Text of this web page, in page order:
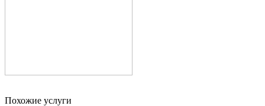
Похожие услуги